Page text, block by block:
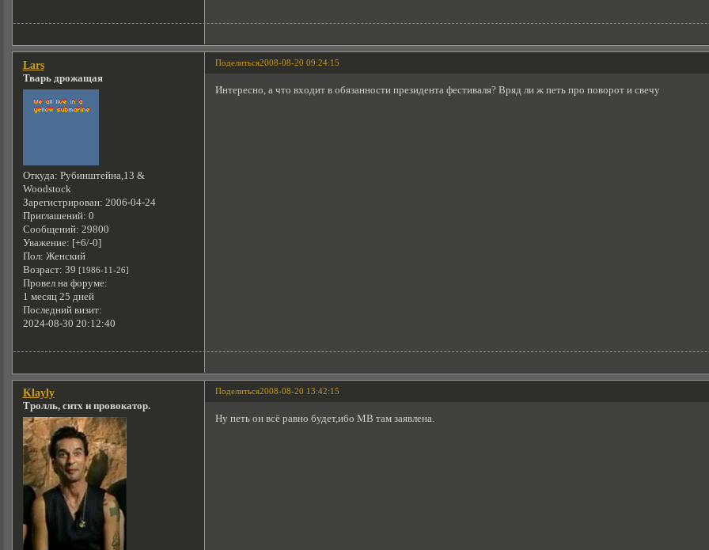
Поделиться2008-08-20 09:24:15
Lars
Тварь дрожащая
Откуда: Рубинштейна,13 &
Woodstock
Зарегистрирован: 2006-04-24
Приглашений: 0
Сообщений: 29800
Уважение: [+6/-0]
Пол: Женский
Возраст: 39 [1986-11-26]
Провел на форуме:
1 месяц 25 дней
Последний визит:
2024-08-30 20:12:40
Интересно, а что входит в обязанности президента фестиваля? Вряд ли ж петь про поворот и свечу
Поделиться2008-08-20 13:42:15
Klayly
Тролль, ситх и провокатор.
Ну петь он всё равно будет,ибо МВ там заявлена.